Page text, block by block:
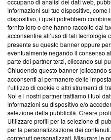
creare news di qualità. Inoltre,
‘Trust Project - News with
ancora membro del
parte; Trust Project non ha
conformità agli standard.
Su di noi
Team editoriale
Corporate
Redazione
Informativa Privacy
occupano di analisi dei dati web,
informazioni sul tuo dispositivo, come
dispositivo, i quali potrebbero
fornito loro o che hanno raccolto dal
acconsentire all’uso di tali tecnologie
presente su questo banner oppure
eventualmente negando il consenso
parte dei partner terzi, cliccando sul
Chiudendo questo banner (cliccando
acconsenti al permanere delle
l’utilizzo di cookie o altri strumenti di
Noi e i nostri partner trattiamo i tuoi
informazioni su dispositivo e/o
selezione della pubblicità. Creare
Utilizzare profili per la selezione di
per la personalizzazione dei
contenuti personalizzati. Misurare le